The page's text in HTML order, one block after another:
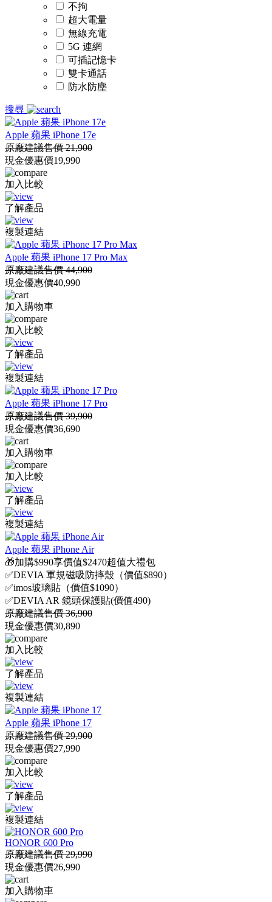
不拘
超大電量
無線充電
5G 連網
可插記憶卡
雙卡通話
防水防塵
搜尋
Apple 蘋果 iPhone 17e
原廠建議售價 21,900
現金優惠價19,990
加入比較
了解產品
複製連結
Apple 蘋果 iPhone 17 Pro Max
原廠建議售價 44,900
現金優惠價40,990
加入購物車
加入比較
了解產品
複製連結
Apple 蘋果 iPhone 17 Pro
原廠建議售價 39,900
現金優惠價36,690
加入購物車
加入比較
了解產品
複製連結
Apple 蘋果 iPhone Air
🎁加購$990享價值$2470超值大禮包
✅DEVIA 軍規磁吸防摔殼（價值$890）
✅imos玻璃貼（價值$1090）
✅DEVIA AR 鏡頭保護貼(價值490)
原廠建議售價 36,900
現金優惠價30,890
加入比較
了解產品
複製連結
Apple 蘋果 iPhone 17
原廠建議售價 29,900
現金優惠價27,990
加入比較
了解產品
複製連結
HONOR 600 Pro
原廠建議售價 29,990
現金優惠價26,990
加入購物車